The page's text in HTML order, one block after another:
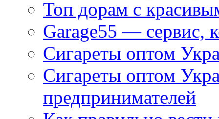
Топ дорам с
Garage55 — сервис,
Сигареты оптом
Сигареты оптом
предпринимателей